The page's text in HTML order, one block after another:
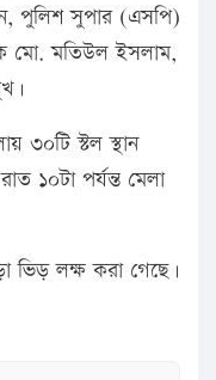
পুলিশ সুপার (এসপি)
মো. মতিউল ইসলাম,
৩০টি স্টল স্থান
১০টা পর্যন্ত মেলা
ভিড় লক্ষ করা গেছে।